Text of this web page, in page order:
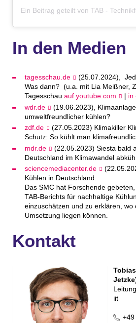
In den Medien
tagesschau.de
(25.07.2024),
Was dann? (u.a. mit Lia Meißner,
Tagesschau auf youtube.com | in
wdr.de
(19.06.2023),
umweltfreundlicher kühlen?
zdf.de
(27.05.2023) Klimakiller
Schutz: So kühlt man
mdr.de
(22.05.2023) Siesta bald
Deutschland im Klimawandel
sciencemediacenter.de
Kühlen in Deutschland.
Das SMC hat Forschende
TAB-Berichts für nachhaltige
einzuschätzen und zu erklären, wo
Umsetzung liegen können.
Kontakt
iit